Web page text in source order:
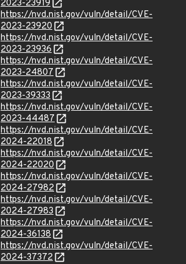
2023-23919
https://nvd.nist.gov/vuln/detail/CVE-
2023-23920
https://nvd.nist.gov/vuln/detail/CVE-
2023-23936
https://nvd.nist.gov/vuln/detail/CVE-
2023-24807
https://nvd.nist.gov/vuln/detail/CVE-
2023-39333
https://nvd.nist.gov/vuln/detail/CVE-
2023-44487
https://nvd.nist.gov/vuln/detail/CVE-
2024-22018
https://nvd.nist.gov/vuln/detail/CVE-
2024-22020
https://nvd.nist.gov/vuln/detail/CVE-
2024-27982
https://nvd.nist.gov/vuln/detail/CVE-
2024-27983
https://nvd.nist.gov/vuln/detail/CVE-
2024-36138
https://nvd.nist.gov/vuln/detail/CVE-
2024-37372